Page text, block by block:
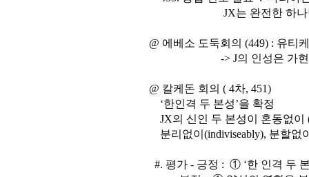
JX는 완전한 하나님이
@ 에베소 도둑회의 (449) : 유티
-> J의 인성은 가현적이
@ 칼케돈 회의 ( 4차, 451)
‘한인격 두 본성’을 확정
JX의 신인 두 본성이 혼동없이
분리없이(indiviseably), 분할없
#. 평가 - 긍정 : ① ‘한 인격 두